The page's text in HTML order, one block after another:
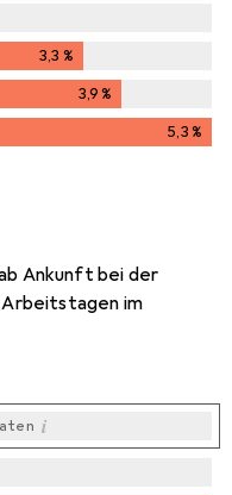
3,3 %
3,9%
5,3%
Ankunft bei der
im
i